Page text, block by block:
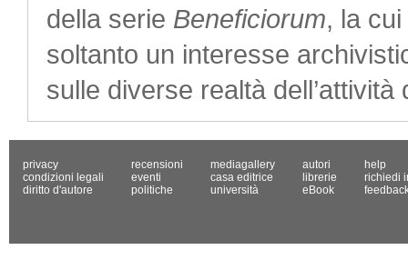
della serie Beneficiorum, la
soltanto un interesse
sulle diverse realtà
privacy
condizioni legali
diritto d'autore
recensioni
eventi
politiche
mediagallery
casa editrice
università
autori
librerie
eBook
help
richiedi